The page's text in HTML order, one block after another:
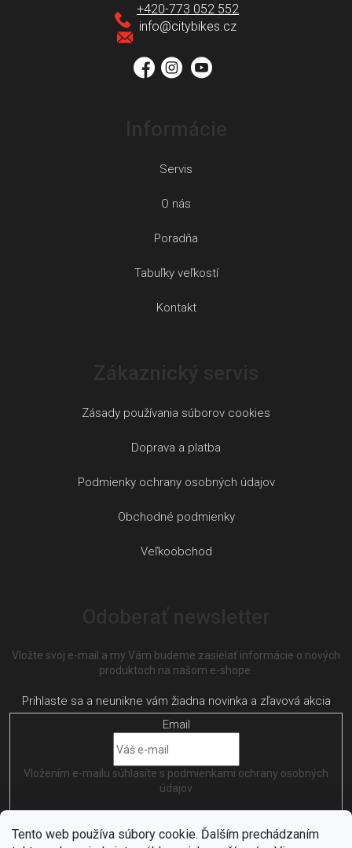
Tento web používa súbory cookie. Ďalším prechádzaním
info@citybikes.cz
+420-773 052 552
Servis
O nás
Poradňa
Tabuľky veľkostí
Kontakt
Zásady používania súborov cookies
Doprava a platba
Podmienky ochrany osobných údajov
Obchodné podmienky
Veľkoobchod
Vložte svoj e-mail a my Vám budeme zasielať informácie o nových
produktoch na našom e-shope.
Email
Vložením e-mailu súhlasíte s podmienkami ochrany osobných
údajov
PRIHLÁSIŤ SA